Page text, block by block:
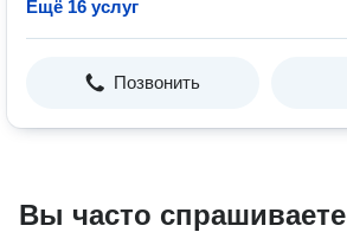
Ещё 16 услуг
Позвонить
Вы часто спрашиваете